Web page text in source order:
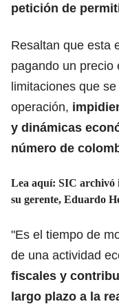
petición de
Resaltan que esta
pagando un precio
limitaciones que
operación,
y dinámicas
número de
Lea aquí: SIC archivó
su gerente, Eduardo
"Es el tiempo de
de una actividad
fiscales y
largo plazo a la